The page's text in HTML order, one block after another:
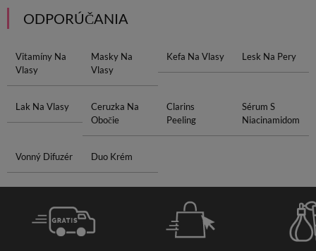
ODPORÚČANIA
Vitamíny Na
Vlasy
Masky Na
Vlasy
Kefa Na Vlasy Lesk Na Pery
Lak Na Vlasy
Ceruzka Na
Obočie
Clarins
Peeling
Sérum S
Niacinamidom
Vonný Difuzér Duo Krém